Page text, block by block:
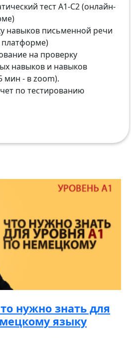
тест А1-С2 (онлайн-
навыков письменной речи
платформе)
на проверку
навыков и навыков
мин - в zoom).
по тестированию
нужно знать для
языку